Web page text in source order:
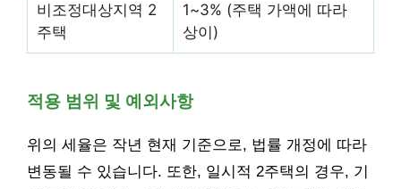
비조정대상지역 2
주택
1~3% (주택 가액에 따라
상이)
적용 범위 및 예외사항
위의 세율은 작년 현재 기준으로, 법률 개정에 따라
변동될 수 있습니다. 또한, 일시적 2주택의 경우, 기